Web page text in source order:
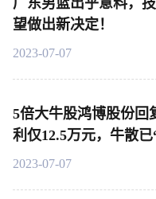
广东男篮出乎意料，
望做出新决定！
2023-07-07
5倍大牛股鸿博股份回
利仅12.5万元，牛散已
2023-07-07